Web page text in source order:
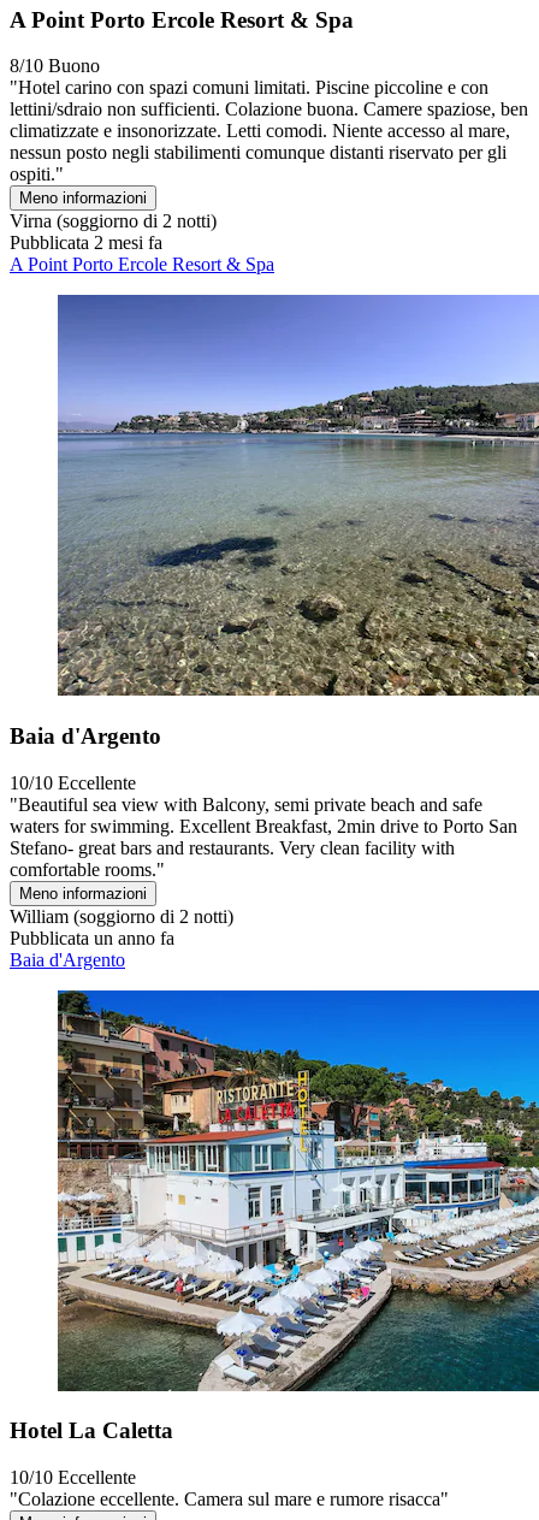
A Point Porto Ercole Resort & Spa
8/10 Buono
"Hotel carino con spazi comuni limitati. Piscine piccoline e con
lettini/sdraio non sufficienti. Colazione buona. Camere spaziose, ben
climatizzate e insonorizzate. Letti comodi. Niente accesso al mare,
nessun posto negli stabilimenti comunque distanti riservato per gli
ospiti."
Meno informazioni
Virna (soggiorno di 2 notti)
Pubblicata 2 mesi fa
A Point Porto Ercole Resort & Spa
Baia d'Argento
10/10 Eccellente
"Beautiful sea view with Balcony, semi private beach and safe
waters for swimming. Excellent Breakfast, 2min drive to Porto San
Stefano- great bars and restaurants. Very clean facility with
comfortable rooms."
Meno informazioni
William (soggiorno di 2 notti)
Pubblicata un anno fa
Baia d'Argento
Hotel La Caletta
10/10 Eccellente
"Colazione eccellente. Camera sul mare e rumore risacca"